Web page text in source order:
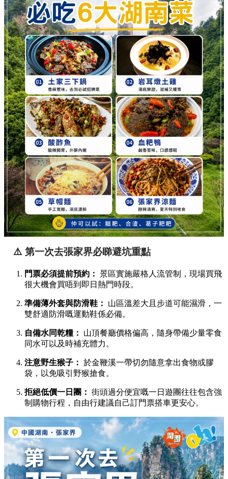
⚠️ 第一次去張家界必睇避坑重點
門票必須提前預約： 景區實施嚴格人流管制，現場買飛
很大機會買唔到即日熱門時段。
準備薄外套與防滑鞋：
山區溫差大且步道可能濕滑，一
雙舒適防滑嘅運動鞋係必備。
自備水同乾糧：
山頂餐廳價格偏高，隨身帶備少量零食
同水可以及時補充體力。
注意野生猴子： 於金鞭溪一帶切勿隨意拿出食物或膠
袋，以免吸引野猴搶食。
拒絕低價一日團： 街頭過分便宜嘅一日遊團往往包含強
制購物行程，自由行建議自己訂門票搭車更安心。